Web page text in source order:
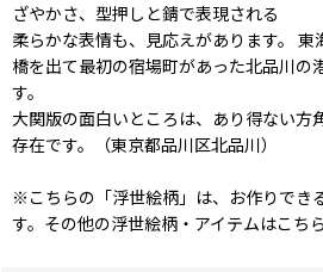
ざやかさ、型押しと錆で表現される
柔らかな表情も、見応えがあります。
橋を出て最初の宿場町があった北品川の
す。
大関版の面白いところは、あり得ない方
存在です。（東京都品川区北品川）
※こちらの「浮世絵柄」は、お作りでき
す。その他の浮世絵柄・アイテムはこちら